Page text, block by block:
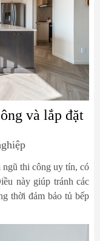
và lắp đặt
thi công uy tín, có
này giúp tránh các
thời đảm bảo tủ bếp